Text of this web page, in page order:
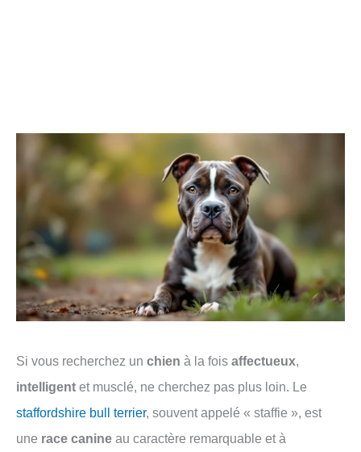
Si vous recherchez un chien à la fois affectueux,
intelligent et musclé, ne cherchez pas plus loin. Le
staffordshire bull terrier, souvent appelé « staffie », est
une race canine au caractère remarquable et à